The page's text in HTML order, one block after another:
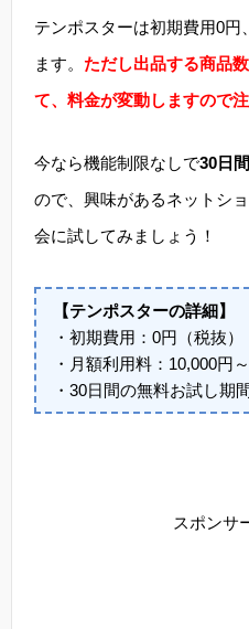
テンポスターは初期費用0円
ます。 ただし出品する商品
て、料金が変動しますので注
今なら機能制限なしで30日
ので、興味があるネットシ
会に試してみましょう！
【テンポスターの詳細】
・初期費用：0円（税抜）
・月額利用料：10,000円
・30日間の無料お試し期
スポンサ